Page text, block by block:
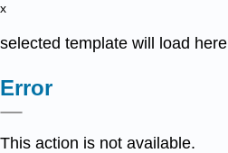
x
selected template will load here
Error
This action is not available.